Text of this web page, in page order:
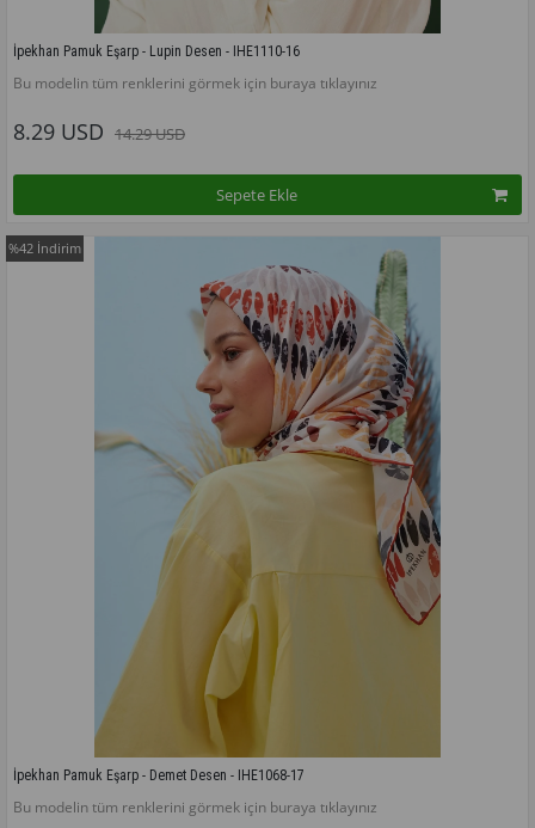
İpekhan Pamuk Eşarp - Lupin Desen - IHE1110-16
Bu modelin tüm renklerini görmek için buraya tıklayınız
8.29 USD 14.29 USD
Sepete Ekle
İpekhan Pamuk Eşarp - Demet Desen - IHE1068-17
Bu modelin tüm renklerini görmek için buraya tıklayınız
%42 İndirim